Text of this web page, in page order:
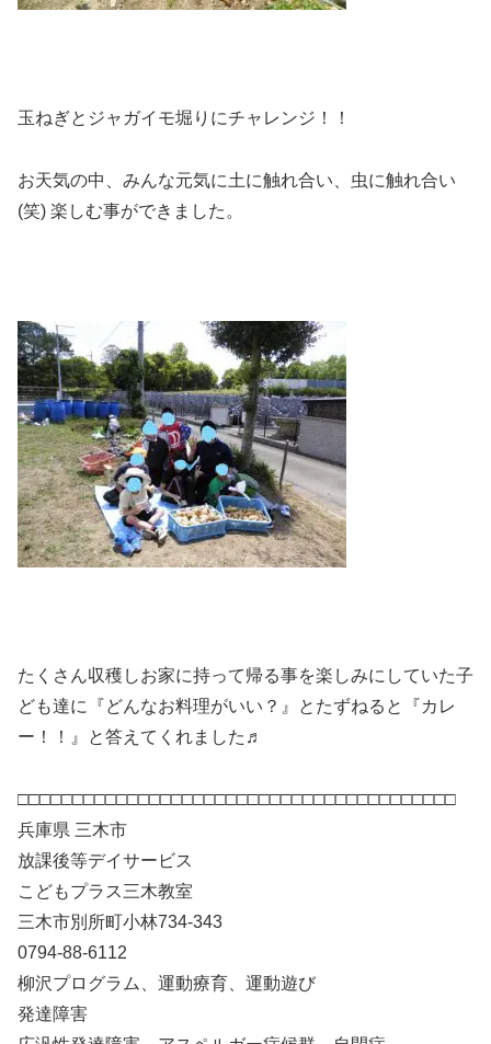
玉ねぎとジャガイモ堀りにチャレンジ！！
お天気の中、みんな元気に土に触れ合い、虫に触れ合い
(笑) 楽しむ事ができました。
たくさん収穫しお家に持って帰る事を楽しみにしていた子
ども達に『どんなお料理がいい？』とたずねると『カレ
ー！！』と答えてくれました♬
□□□□□□□□□□□□□□□□□□□□□□□□□□□□□□□□□□□□□□□□
兵庫県 三木市
放課後等デイサービス
こどもプラス三木教室
三木市別所町小林734-343
0794-88-6112
柳沢プログラム、運動療育、運動遊び
発達障害